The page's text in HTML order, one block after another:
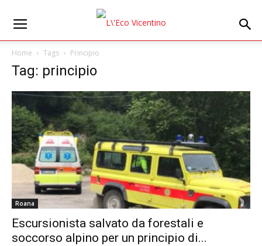
Home Tags Principio
Tag: principio
Roana
Escursionista salvato da forestali e
soccorso alpino per un principio di...